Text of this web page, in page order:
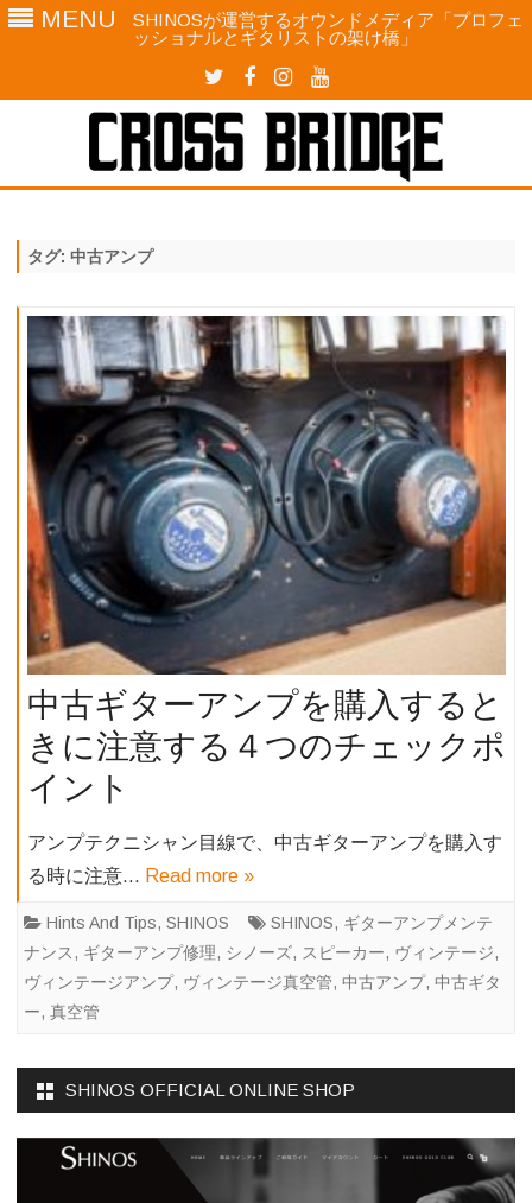
MENU
SHINOSが運営するオウンドメディア「プロフェ
ッショナルとギタリストの架け橋」
twitterfacebookinstagram
Skip
タグ: 中古アンプ
中古ギターアンプを購入すると
きに注意する４つのチェックポ
イント
アンプテクニシャン目線で、中古ギターアンプを購入す
る時に注意… Read more »
Hints And Tips, SHINOS SHINOS, ギターアンプメンテ
ナンス, ギターアンプ修理, シノーズ, スピーカー, ヴィンテージ,
ヴィンテージアンプ, ヴィンテージ真空管, 中古アンプ, 中古ギタ
ー, 真空管
SHINOS OFFICIAL ONLINE SHOP